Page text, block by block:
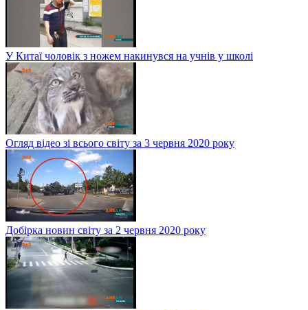
У Китаї чоловік з ножем накинувся на учнів у школі
Огляд відео зі всього світу за 3 червня 2020 року
Добірка новин світу за 2 червня 2020 року